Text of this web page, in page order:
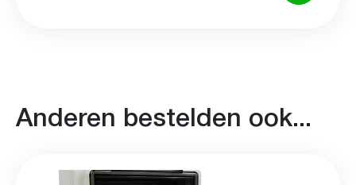
Anderen bestelden ook...